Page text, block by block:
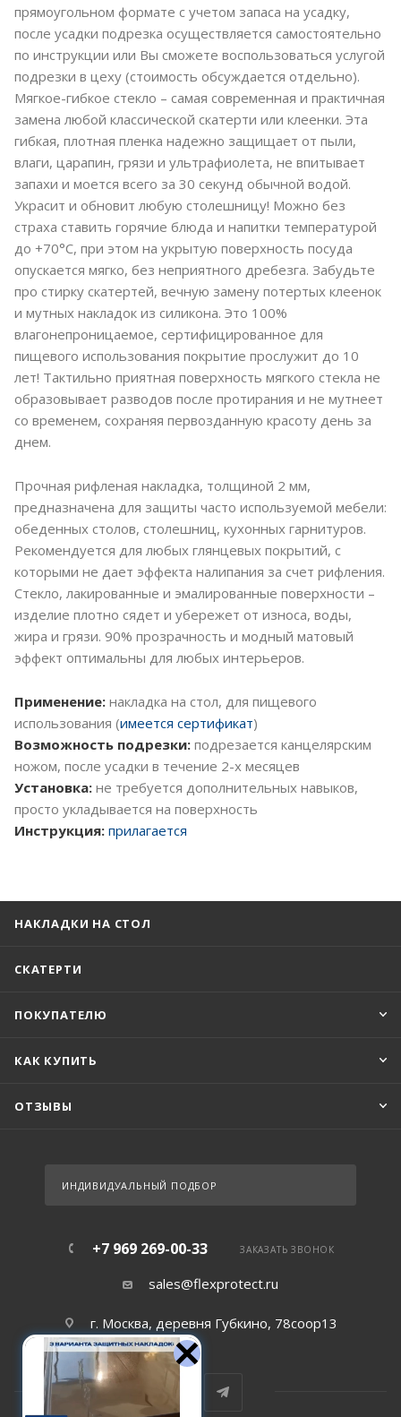
прямоугольном формате с учетом запаса на усадку,
после усадки подрезка осуществляется самостоятельно
по инструкции или Вы сможете воспользоваться услугой
подрезки в цеху (стоимость обсуждается отдельно).
Мягкое-гибкое стекло – самая современная и практичная
замена любой классической скатерти или клеенки. Эта
гибкая, плотная пленка надежно защищает от пыли,
влаги, царапин, грязи и ультрафиолета, не впитывает
запахи и моется всего за 30 секунд обычной водой.
Украсит и обновит любую столешницу! Можно без
страха ставить горячие блюда и напитки температурой
до +70°C, при этом на укрытую поверхность посуда
опускается мягко, без неприятного дребезга. Забудьте
про стирку скатертей, вечную замену потертых клеенок
и мутных накладок из силикона. Это 100%
влагонепроницаемое, сертифицированное для
пищевого использования покрытие прослужит до 10
лет! Тактильно приятная поверхность мягкого стекла не
образовывает разводов после протирания и не мутнеет
со временем, сохраняя первозданную красоту день за
днем.
Прочная рифленая накладка, толщиной 2 мм,
предназначена для защиты часто используемой мебели:
обеденных столов, столешниц, кухонных гарнитуров.
Рекомендуется для любых глянцевых покрытий, с
которыми не дает эффекта налипания за счет рифления.
Стекло, лакированные и эмалированные поверхности –
изделие плотно сядет и убережет от износа, воды,
жира и грязи. 90% прозрачность и модный матовый
эффект оптимальны для любых интерьеров.
Применение: накладка на стол, для пищевого
использования (имеется сертификат)
Возможность подрезки: подрезается канцелярским
ножом, после усадки в течение 2-х месяцев
Установка: не требуется дополнительных навыков,
просто укладывается на поверхность
Инструкция: прилагается
НАКЛАДКИ НА СТОЛ
СКАТЕРТИ
ПОКУПАТЕЛЮ
КАК КУПИТЬ
ОТЗЫВЫ
ИНДИВИДУАЛЬНЫЙ ПОДБОР
+7 969 269-00-33 ЗАКАЗАТЬ ЗВОНОК
sales@flexprotect.ru
г. Москва, деревня Губкино, 78соор13